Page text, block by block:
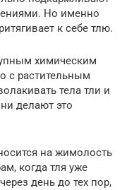
Но именно
к себе тлю.
химическим
с растительным
тела тли и
делают это
на жимолость
когда тля уже
день до тех пор,